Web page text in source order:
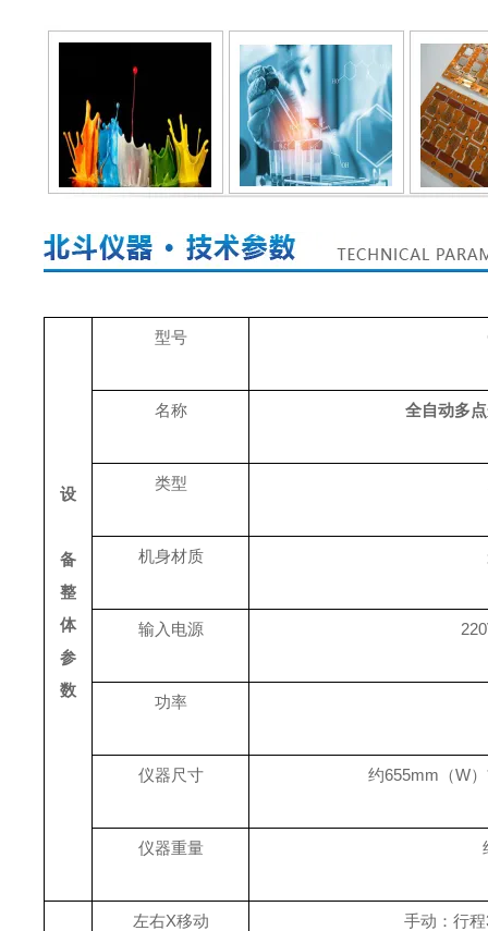
设
备
整
体
参
数
型号
名称 全自动多
类型
机身材质
输入电源
功率
仪器尺寸 约655mm（W
仪器重量
左右X移动 手动：行